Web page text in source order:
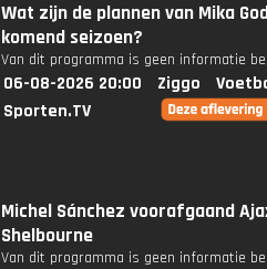
Wat zijn de plannen van Mika
komend seizoen?
Van dit programma is geen informatie
06-08-2026 20:00 Ziggo
Sporten.TV
Michel Sánchez voorafgaand
Shelbourne
Van dit programma is geen informatie